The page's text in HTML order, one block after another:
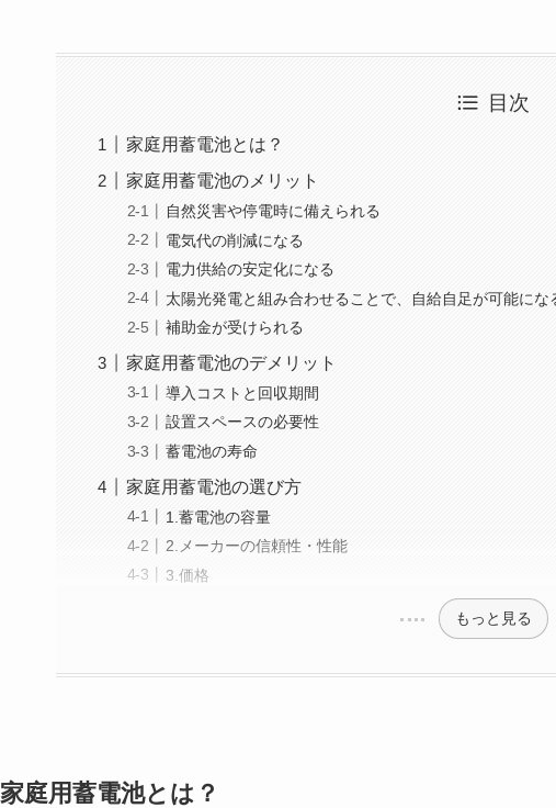
目次
家庭用蓄電池とは？
家庭用蓄電池のメリット
自然災害や停電時に備えられる
電気代の削減になる
電力供給の安定化になる
太陽光発電と組み合わせることで、自給自足が可能にな
補助金が受けられる
家庭用蓄電池のデメリット
導入コストと回収期間
設置スペースの必要性
蓄電池の寿命
家庭用蓄電池の選び方
1.蓄電池の容量
2.メーカーの信頼性・性能
3.価格
もっと見る
家庭用蓄電池とは？